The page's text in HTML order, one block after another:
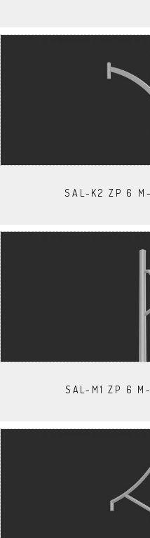
SAL-K2 ZP 6 M-
SAL-M1 ZP 6